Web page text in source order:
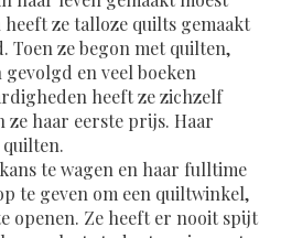
ze talloze quilts gemaakt
Toen ze begon met quilten,
gevolgd en veel boeken
heeft ze zichzelf
ze haar eerste prijs. Haar
te wagen en haar fulltime
te geven om een ​​quiltwinkel,
openen. Ze heeft er nooit spijt